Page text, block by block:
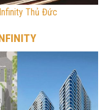
Thủ Đức